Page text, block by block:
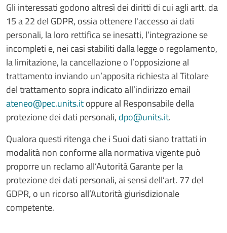
Gli interessati godono altresì dei diritti di cui agli artt. da
15 a 22 del GDPR, ossia ottenere l'accesso ai dati
personali, la loro rettifica se inesatti, l’integrazione se
incompleti e, nei casi stabiliti dalla legge o regolamento,
la limitazione, la cancellazione o l’opposizione al
trattamento inviando un’apposita richiesta al Titolare
del trattamento sopra indicato all’indirizzo email
ateneo@pec.units.itoppure al Responsabile della
protezione dei dati personali, dpo@units.it.
Qualora questi ritenga che i Suoi dati siano trattati in
modalità non conforme alla normativa vigente può
proporre un reclamo all’Autorità Garante per la
protezione dei dati personali, ai sensi dell’art. 77 del
GDPR, o un ricorso all’Autorità giurisdizionale
competente.